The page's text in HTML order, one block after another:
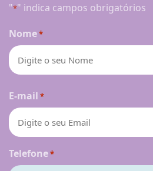
"*" indica campos obrigatórios
Nome*
E-mail *
Telefone*